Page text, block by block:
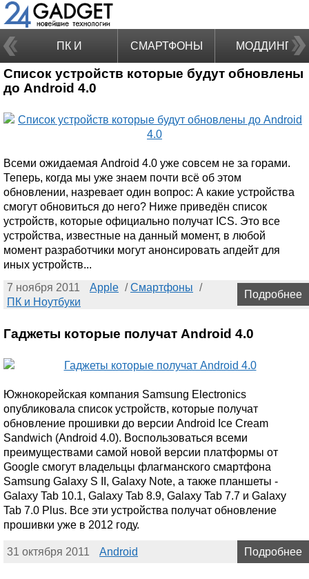
ПК И
НОУТБУКИ
СМАРТФОНЫ МОДДИНГ
Список устройств которые будут обновлены
до Android 4.0
Всеми ожидаемая Android 4.0 уже совсем не за горами.
Теперь, когда мы уже знаем почти всё об этом
обновлении, назревает один вопрос: А какие устройства
смогут обновиться до него? Ниже приведён список
устройств, которые официально получат ICS. Это все
устройства, известные на данный момент, в любой
момент разработчики могут анонсировать апдейт для
иных устройств...
7 ноября 2011
Apple /Смартфоны /
ПК и Ноутбуки
Подробнее
Гаджеты которые получат Android 4.0
Южнокорейская компания Samsung Electronics
опубликовала список устройств, которые получат
обновление прошивки до версии Android Ice Cream
Sandwich (Android 4.0). Воспользоваться всеми
преимуществами самой новой версии платформы от
Google смогут владельцы флагманского смартфона
Samsung Galaxy S II, Galaxy Note, а также планшеты -
Galaxy Tab 10.1, Galaxy Tab 8.9, Galaxy Tab 7.7 и Galaxy
Tab 7.0 Plus. Все эти устройства получат обновление
прошивки уже в 2012 году.
31 октября 2011 Android Подробнее